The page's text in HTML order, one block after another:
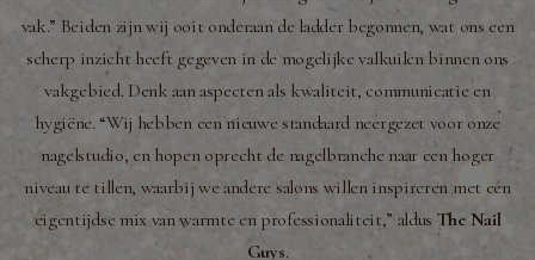
vak.” Beiden zijn wij ooit onderaan de ladder begonnen, wat ons een
scherp inzicht heeft gegeven in de mogelijke valkuilen binnen ons
vakgebied. Denk aan aspecten als kwaliteit, communicatie en
hygiëne. “Wij hebben een nieuwe standaard neergezet voor onze
nagelstudio, en hopen oprecht de nagelbranche naar een hoger
niveau te tillen, waarbij we andere salons willen inspireren met een
eigentijdse mix van warmte en professionaliteit,” aldus The Nail
Guys.